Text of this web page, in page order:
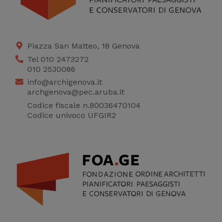
Piazza San Matteo, 18 Genova
Tel 010 2473272
010 2530086
info@archigenova.it
archgenova@pec.aruba.it
Codice fiscale n.80036470104
Codice univoco UFGIR2